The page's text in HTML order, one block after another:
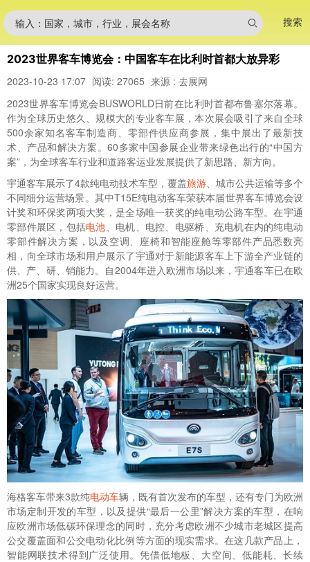
输入：国家，城市，行业，展会名称 搜索
2023世界客车博览会：中国客车在比利时首都大放异彩
2023-10-23 17:07 阅读: 27065 来源 : 去展网
2023世界客车博览会BUSWORLD日前在比利时首都布鲁塞尔落幕。
作为全球历史悠久、规模大的专业客车展，本次展会吸引了来自全球
500余家知名客车制造商、零部件供应商参展，集中展出了最新技
术、产品和解决方案。60多家中国参展企业带来绿色出行的“中国方
案”，为全球客车行业和道路客运业发展提供了新思路、新方向。
宇通客车展示了4款纯电动技术车型，覆盖旅游、城市公共运输等多个
不同细分运营场景。其中T15E纯电动客车荣获本届世界客车博览会设
计奖和环保奖两项大奖，是全场唯一获奖的纯电动公路车型。在宇通
零部件展区，包括电池、电机、电控、电驱桥、充电机在内的纯电动
零部件解决方案，以及空调、座椅和智能座舱等零部件产品悉数亮
相，向全球市场和用户展示了宇通对于新能源客车上下游全产业链的
供、产、研、销能力。自2004年进入欧洲市场以来，宇通客车已在欧
洲25个国家实现良好运营。
海格客车带来3款纯电动车辆，既有首次发布的车型，还有专门为欧洲
市场定制开发的车型，以及提供“最后一公里”解决方案的车型，在响
应欧洲市场低碳环保理念的同时，充分考虑欧洲不少城市老城区提高
公交覆盖面和公交电动化比例等方面的现实需求。在这几款产品上，
智能网联技术得到广泛使用。凭借低地板、大空间、低能耗、长续